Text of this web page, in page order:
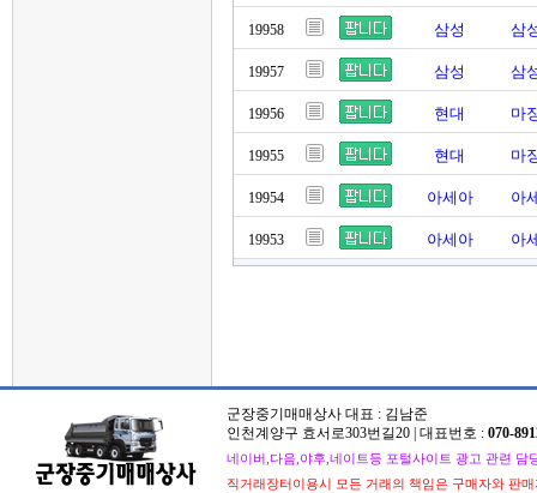
19958 삼성 삼
19957 삼성 삼
19956 현대 마
19955 현대 마
19954 아세아 아
19953 아세아 아
군장중기매매상사 대표 : 김남준
인천계양구 효서로303번길20 | 대표번호 : 070-
네이버,다음,야후,네이트등 포털사이트 광고 관련 담
직거래장터이용시 모든 거래의 책임은 구매자와 판